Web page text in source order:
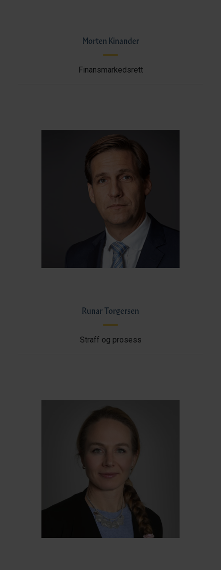
Morten Kinander
Finansmarkedsrett
Runar Torgersen
Straff og prosess